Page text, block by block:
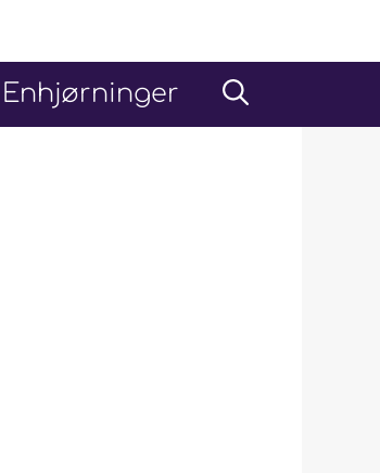
Enhjørninger